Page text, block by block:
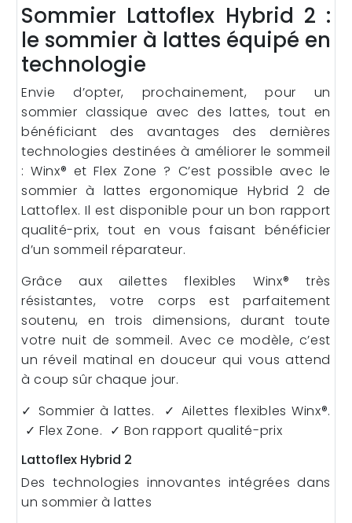
Sommier Lattoflex Hybrid 2 :
le sommier à lattes équipé en
technologie
Envie d’opter, prochainement, pour un
sommier classique avec des lattes, tout en
bénéficiant des avantages des dernières
technologies destinées à améliorer le sommeil
: Winx® et Flex Zone ? C’est possible avec le
sommier à lattes ergonomique Hybrid 2 de
Lattoflex. Il est disponible pour un bon rapport
qualité-prix, tout en vous faisant bénéficier
d’un sommeil réparateur.
Grâce aux ailettes flexibles Winx® très
résistantes, votre corps est parfaitement
soutenu, en trois dimensions, durant toute
votre nuit de sommeil. Avec ce modèle, c’est
un réveil matinal en douceur qui vous attend
à coup sûr chaque jour.
✓ Sommier à lattes. ✓ Ailettes flexibles Winx®.
✓ Flex Zone. ✓ Bon rapport qualité-prix
Lattoflex Hybrid 2
Des technologies innovantes intégrées dans
un sommier à lattes